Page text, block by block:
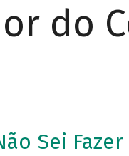
do
Sei